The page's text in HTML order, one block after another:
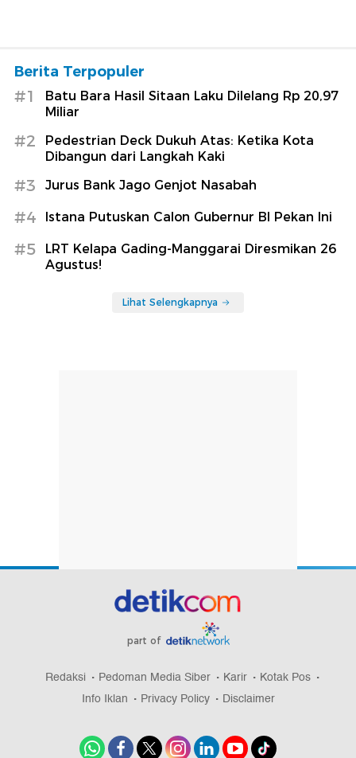
Berita Terpopuler
#1
Batu Bara Hasil Sitaan Laku Dilelang Rp 20,97
Miliar
#2
Pedestrian Deck Dukuh Atas: Ketika Kota
Dibangun dari Langkah Kaki
#3 Jurus Bank Jago Genjot Nasabah
#4 Istana Putuskan Calon Gubernur BI Pekan Ini
#5
LRT Kelapa Gading-Manggarai Diresmikan 26
Agustus!
Lihat Selengkapnya
part of
Redaksi Pedoman Media Siber Karir
Kotak Pos
Info Iklan
Privacy Policy Disclaimer